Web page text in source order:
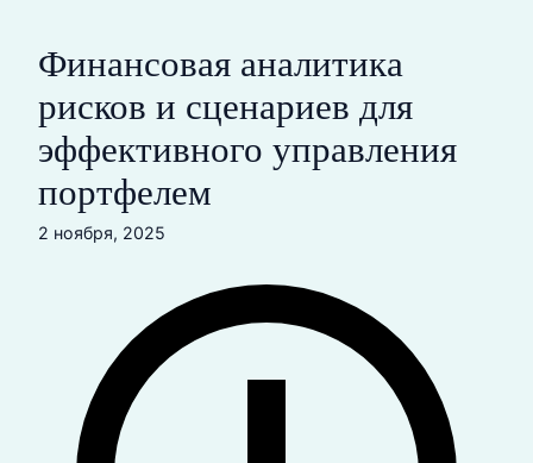
Финансовая аналитика
рисков и сценариев для
эффективного управления
портфелем
2 ноября, 2025